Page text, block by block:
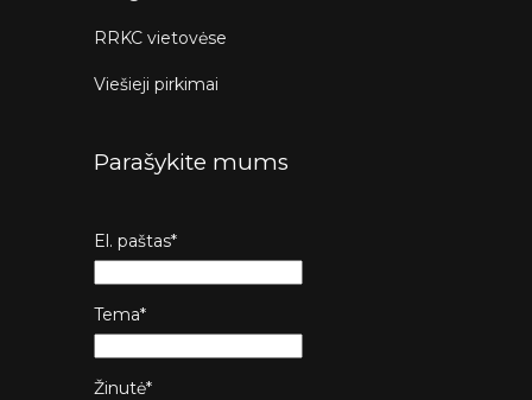
RRKC vietovėse
Viešieji pirkimai
Parašykite mums
El. paštas*
Tema*
Žinutė*